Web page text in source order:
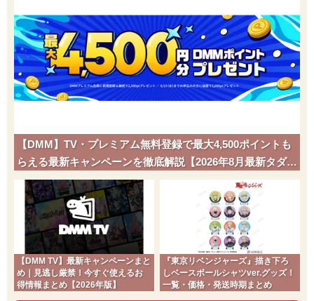
【DMM】TV・プレミアム無料登録で最大4,500ポイントも
らえる最新キャンペーンを徹底解説【2026年8月最新タダポ
チ】
【DMM TV】最新キャンペーンまと
め｜見逃し厳禁！今すぐ使えるお
得情報まとめ【2026年版】
『東京リベンジャーズ』描き下ろ
しベースボールシャツver.グッズ！
一覧・価格・発送時期まとめ